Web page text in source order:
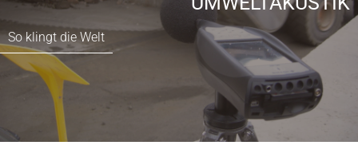
So klingt die Welt